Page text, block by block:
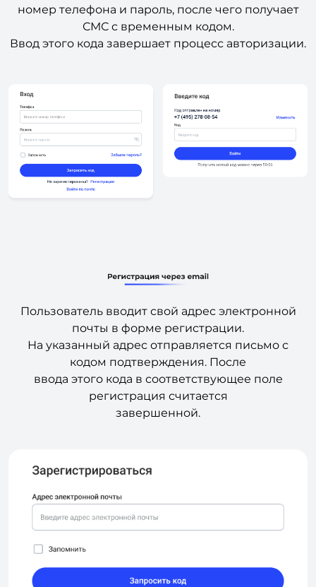
номер телефона и пароль, после чего получает
СМС с временным кодом.
Ввод этого кода завершает процесс авторизации.
Пользователь вводит свой адрес электронной
почты в форме регистрации.
На указанный адрес отправляется письмо с
кодом подтверждения. После
ввода этого кода в соответствующее поле
регистрация считается
завершенной.